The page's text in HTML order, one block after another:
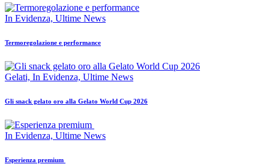
In Evidenza, Ultime News
Termoregolazione e performance
Gelati, In Evidenza, Ultime News
Gli snack gelato oro alla Gelato World Cup 2026
In Evidenza, Ultime News
Esperienza premium